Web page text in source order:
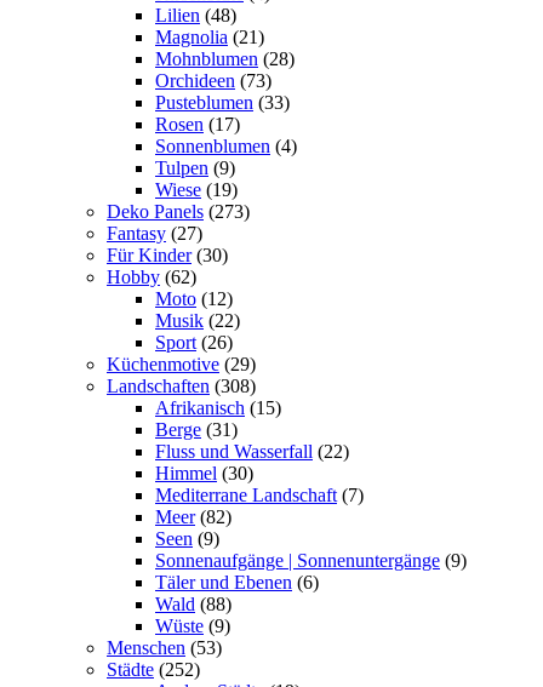
Lilien (48)
Magnolia (21)
Mohnblumen (28)
Orchideen (73)
Pusteblumen (33)
Rosen (17)
Sonnenblumen (4)
Tulpen (9)
Wiese (19)
Deko Panels (273)
Fantasy (27)
Für Kinder (30)
Hobby (62)
Moto (12)
Musik (22)
Sport (26)
Küchenmotive (29)
Landschaften (308)
Afrikanisch (15)
Berge (31)
Fluss und Wasserfall (22)
Himmel (30)
Mediterrane Landschaft (7)
Meer (82)
Seen (9)
Sonnenaufgänge | Sonnenuntergänge (9)
Täler und Ebenen (6)
Wald (88)
Wüste (9)
Menschen (53)
Städte (252)